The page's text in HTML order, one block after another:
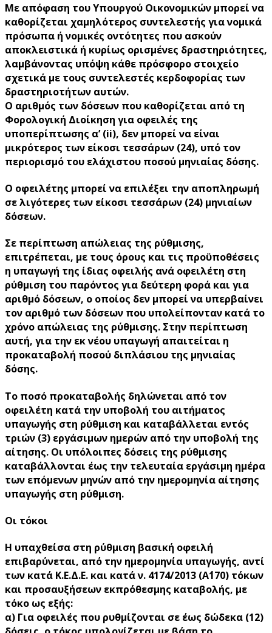
Με απόφαση του Υπουργού Οικονομικών μπορεί να
καθορίζεται χαμηλότερος συντελεστής για νομικά
πρόσωπα ή νομικές οντότητες που ασκούν
αποκλειστικά ή κυρίως ορισμένες δραστηριότητες,
λαμβάνοντας υπόψη κάθε πρόσφορο στοιχείο
σχετικά με τους συντελεστές κερδοφορίας των
δραστηριοτήτων αυτών.
Ο αριθμός των δόσεων που καθορίζεται από τη
Φορολογική Διοίκηση για οφειλές της
υποπερίπτωσης α’ (ii), δεν μπορεί να είναι
μικρότερος των είκοσι τεσσάρων (24), υπό τον
περιορισμό του ελάχιστου ποσού μηνιαίας δόσης.
Ο οφειλέτης μπορεί να επιλέξει την αποπληρωμή
σελιγότερες των είκοσι τεσσάρων (24) μηνιαίων
δόσεων.
Σε περίπτωση απώλειας της ρύθμισης,
επιτρέπεται, με τους όρους και τις προϋποθέσεις
η υπαγωγή της ίδιας οφειλής ανά οφειλέτη στη
ρύθμιση του παρόντος για δεύτερη φορά και για
αριθμό δόσεων, ο οποίος δεν μπορεί να υπερβαίνει
τον αριθμό των δόσεων που υπολείπονταν κατά το
χρόνο απώλειας της ρύθμισης. Στην περίπτωση
αυτή, για την εκ νέου υπαγωγή απαιτείται η
προκαταβολή ποσού διπλάσιου της μηνιαίας
δόσης.
Το ποσό προκαταβολής δηλώνεται από τον
οφειλέτη κατά την υποβολή του αιτήματος
υπαγωγής στη ρύθμιση και καταβάλλεται εντός
τριών (3) εργάσιμων ημερών από την υποβολή της
αίτησης. Οι υπόλοιπες δόσεις της ρύθμισης
καταβάλλονται έως την τελευταία εργάσιμη ημέρα
των επόμενων μηνών από την ημερομηνία αίτησης
υπαγωγής στη ρύθμιση.
Οι τόκοι
Η υπαχθείσα στη ρύθμιση βασική οφειλή
επιβαρύνεται, από την ημερομηνία υπαγωγής, αντί
των κατά Κ.Ε.Δ.Ε. και κατά ν. 4174/2013 (Α΄170) τόκων
και προσαυξήσεων εκπρόθεσμης καταβολής, με
τόκο ως εξής:
α) Για οφειλές που ρυθμίζονται σε έως δώδεκα (12)